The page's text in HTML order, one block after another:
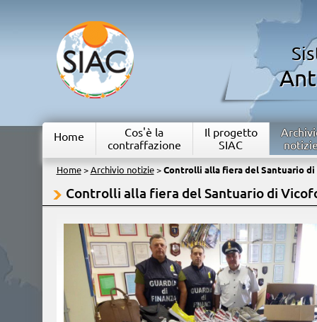
Home
Cos'è la
contraffazione
Il progetto
SIAC
Home> Archivio notizie> Controlli alla fiera del Santuario
Controlli alla fiera del Santuario di